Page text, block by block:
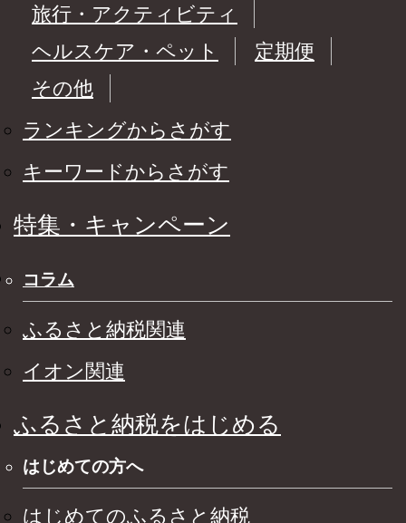
旅行・アクティビティ
ヘルスケア・ペット
定期便
その他
ランキングからさがす
キーワードからさがす
特集・キャンペーン
コラム
ふるさと納税関連
イオン関連
ふるさと納税をはじめる
はじめての方へ
はじめてのふるさと納税